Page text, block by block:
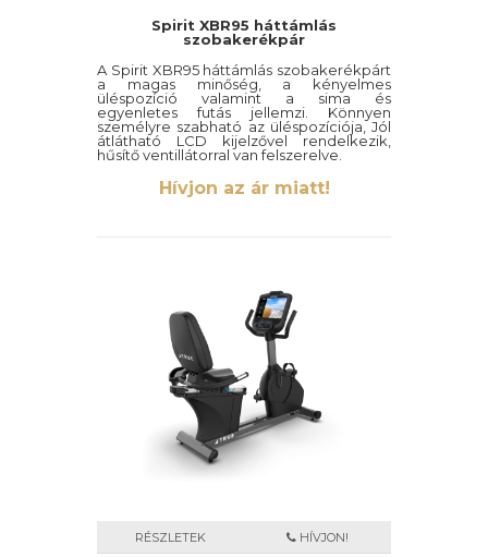
Spirit XBR95 háttámlás
szobakerékpár
A Spirit XBR95 háttámlás szobakerékpárt
a magas minőség, a kényelmes
üléspozíció valamint a sima és
egyenletes futás jellemzi. Könnyen
személyre szabható az üléspozíciója, Jól
átlátható LCD kijelzővel rendelkezik,
hűsítő ventillátorral van felszerelve.
A Spirit XBR95 háttámlás szobakerékpár
a cég háttámlás szobakerékpárjainak a
Hívjon az ár miatt!
RÉSZLETEK HÍVJON!